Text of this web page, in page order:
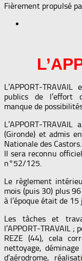
Fièrement propulsé
L’APPORT-
publics de l’effort
manque de
L’APPORT-
(Gironde) et admis
Nationale des Castors.
Il sera reconnu
n°52/125.
Le règlement
mois (puis 30) plus
à l’époque était de 15
Les tâches et
l’APPORT-TRAVAIL
REZE (44), cela
nettoyage,
d’aérodrome,